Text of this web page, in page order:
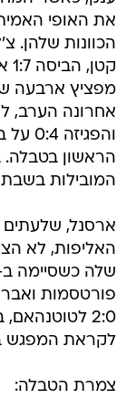
את האופי
הכוונות שלהן.
מפציץ ארבעה
אחרונה הערב,
הראשון בטבלה.
המובילות
ארסנל,
האליפות, לא
פורטסמות
2:0
לקראת המפגש
צמרת הטבלה: